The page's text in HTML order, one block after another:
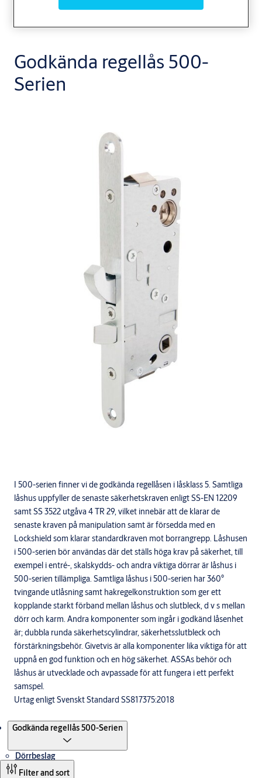
Godkända regellås 500-
Serien
I 500-serien finner vi de godkända regellåsen i låsklass 5. Samtliga
låshus uppfyller de senaste säkerhetskraven enligt SS-EN 12209
samt SS 3522 utgåva 4 TR 29, vilket innebär att de klarar de
senaste kraven på manipulation samt är försedda med en
Lockshield som klarar standardkraven mot borrangrepp. Låshusen
i 500-serien bör användas där det ställs höga krav på säkerhet, till
exempel i entré-, skalskydds- och andra viktiga dörrar är låshus i
500-serien tillämpliga. Samtliga låshus i 500-serien har 360°
tvingande utlåsning samt hakregelkonstruktion som ger ett
kopplande starkt förband mellan låshus och slutbleck, d v s mellan
dörr och karm. Andra komponenter som ingår i godkänd låsenhet
är; dubbla runda säkerhetscylindrar, säkerhetsslutbleck och
förstärkningsbehör. Givetvis är alla komponenter lika viktiga för att
uppnå en god funktion och en hög säkerhet. ASSAs behör och
låshus är utvecklade och avpassade för att fungera i ett perfekt
samspel.
Urtag enligt Svenskt Standard SS817375:2018
Godkända regellås 500-Serien
Dörrbeslag
Filter and sort